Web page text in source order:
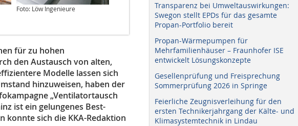
Foto: Löw Ingenieure
Foto: Flashaar Ingenieure
GmbH, Lichtdesign
Foto: Flashaar Ingenieure
GmbH, Lichtdesign
für zu hohen
den Austausch von alten,
Modelle lassen sich
hinzuweisen, haben der
„Ventilatortausch
ist ein gelungenes Best-
konnte sich die KKA-Redaktion
Transparenz bei Umweltauswirkungen:
Swegon stellt EPDs für das gesamte
Propan-Portfolio bereit
Propan-Wärmepumpen für
Mehrfamilienhäuser – Fraunhofer ISE
entwickelt Lösungskonzepte
Gesellenprüfung und Freisprechung
Sommerprüfung 2026 in Springe
Feierliche Zeugnisverleihung für den
ersten Technikerjahrgang der Kälte- und
Klimasystemtechnik in Lindau